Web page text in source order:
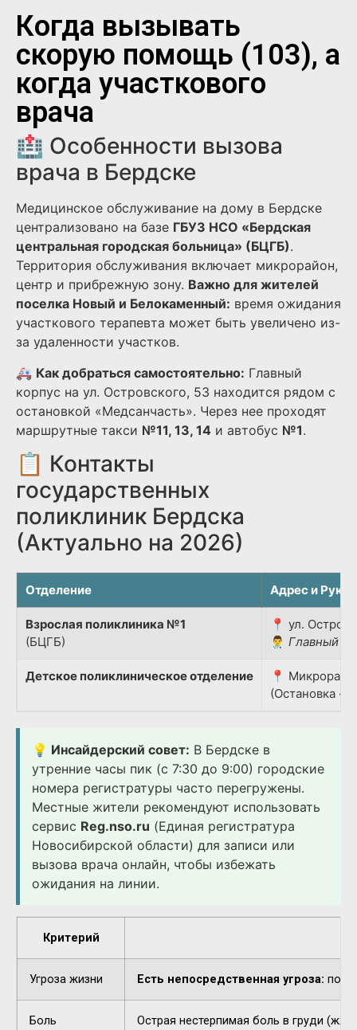
Когда вызывать
скорую помощь (103), а
когда участкового
врача
🏥 Особенности вызова
врача в Бердске
Медицинское обслуживание на дому в Бердске
централизовано на базе ГБУЗ НСО «Бердская
центральная городская больница» (БЦГБ).
Территория обслуживания включает микрорайон,
центр и прибрежную зону. Важно для жителей
поселка Новый и Белокаменный: время ожидания
участкового терапевта может быть увеличено из-
за удаленности участков.
🚑 Как добраться самостоятельно: Главный
корпус на ул. Островского, 53 находится рядом с
остановкой «Медсанчасть». Через нее проходят
маршрутные такси №11, 13, 14 и автобус №1.
📋 Контакты
государственных
поликлиник Бердска
(Актуально на 2026)
Отделение Адрес и
Взрослая поликлиника №1
(БЦГБ)
📍 ул.
👨‍⚕️ Главный
Детское поликлиническое отделение
📍
(Остановка
💡 Инсайдерский совет: В Бердске в
утренние часы пик (с 7:30 до 9:00) городские
номера регистратуры часто перегружены.
Местные жители рекомендуют использовать
сервис Reg.nso.ru (Единая регистратура
Новосибирской области) для записи или
вызова врача онлайн, чтобы избежать
ожидания на линии.
Критерий
Угроза жизни Есть непосредственная угроза:
Боль Острая нестерпимая боль в груди